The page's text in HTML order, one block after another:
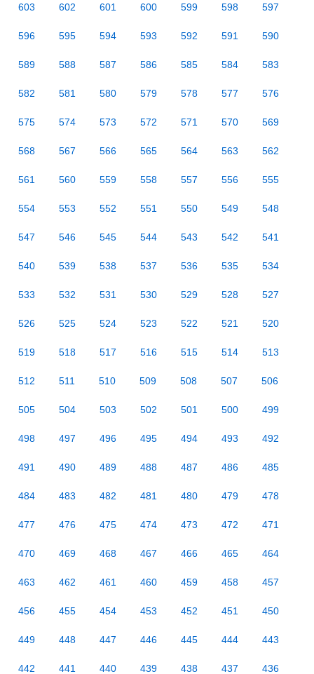
603 602 601 600 599 598 597
596 595 594 593 592 591 590
589 588 587 586 585 584 583
582 581 580 579 578 577 576
575 574 573 572 571 570 569
568 567 566 565 564 563 562
561 560 559 558 557 556 555
554 553 552 551 550 549 548
547 546 545 544 543 542 541
540 539 538 537 536 535 534
533 532 531 530 529 528 527
526 525 524 523 522 521 520
519 518 517 516 515 514 513
512 511 510 509 508 507 506
505 504 503 502 501 500 499
498 497 496 495 494 493 492
491 490 489 488 487 486 485
484 483 482 481 480 479 478
477 476 475 474 473 472 471
470 469 468 467 466 465 464
463 462 461 460 459 458 457
456 455 454 453 452 451 450
449 448 447 446 445 444 443
442 441 440 439 438 437 436